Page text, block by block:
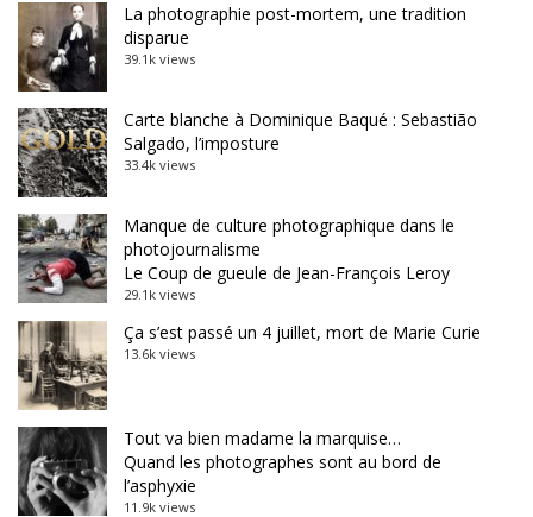
La photographie post-mortem, une tradition
disparue
39.1k views
Carte blanche à Dominique Baqué : Sebastião
Salgado, l’imposture
33.4k views
Manque de culture photographique dans le
photojournalisme
Le Coup de gueule de Jean-François Leroy
29.1k views
Ça s’est passé un 4 juillet, mort de Marie Curie
13.6k views
Tout va bien madame la marquise…
Quand les photographes sont au bord de
l’asphyxie
11.9k views